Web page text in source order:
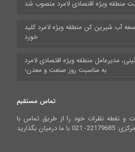
منطقه ویژه اقتصادی لامرد منصوب شد
آب شیرین کن منطقه ویژه لامرد کلید
خورد
مدیرعامل منطقه ویژه اقتصادی لامرد
به مناسبت روز صنعت و معدن؛
تماس مستقیم
و نقطه نظرات خود را از طریق تماس با
با ما درمیان بگذارید